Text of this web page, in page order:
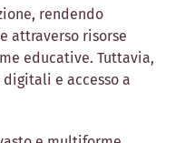
rendendo
attraverso risorse
educative. Tuttavia,
e accesso a